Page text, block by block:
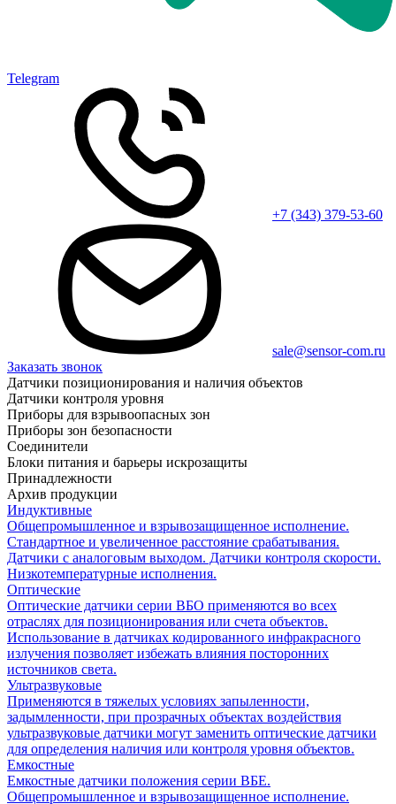
Telegram
+7 (343) 379-53-60
sale@sensor-com.ru
Заказать звонок
Датчики позиционирования и наличия объектов
Датчики контроля уровня
Приборы для взрывоопасных зон
Приборы зон безопасности
Соединители
Блоки питания и барьеры искрозащиты
Принадлежности
Архив продукции
Индуктивные
Общепромышленное и взрывозащищенное исполнение.
Стандартное и увеличенное расстояние срабатывания.
Датчики с аналоговым выходом. Датчики контроля скорости.
Низкотемпературные исполнения.
Оптические
Оптические датчики серии ВБО применяются во всех
отраслях для позиционирования или счета объектов.
Использование в датчиках кодированного инфракрасного
излучения позволяет избежать влияния посторонних
источников света.
Ультразвуковые
Применяются в тяжелых условиях запыленности,
задымленности, при прозрачных объектах воздействия
ультразвуковые датчики могут заменить оптические датчики
для определения наличия или контроля уровня объектов.
Емкостные
Емкостные датчики положения серии ВБЕ.
Общепромышленное и взрывозащищенное исполнение.